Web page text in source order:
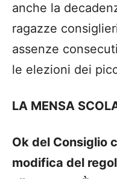
anche la
ragazze
assenze
le elezioni dei
LA MENSA
Ok del Consiglio
modifica del